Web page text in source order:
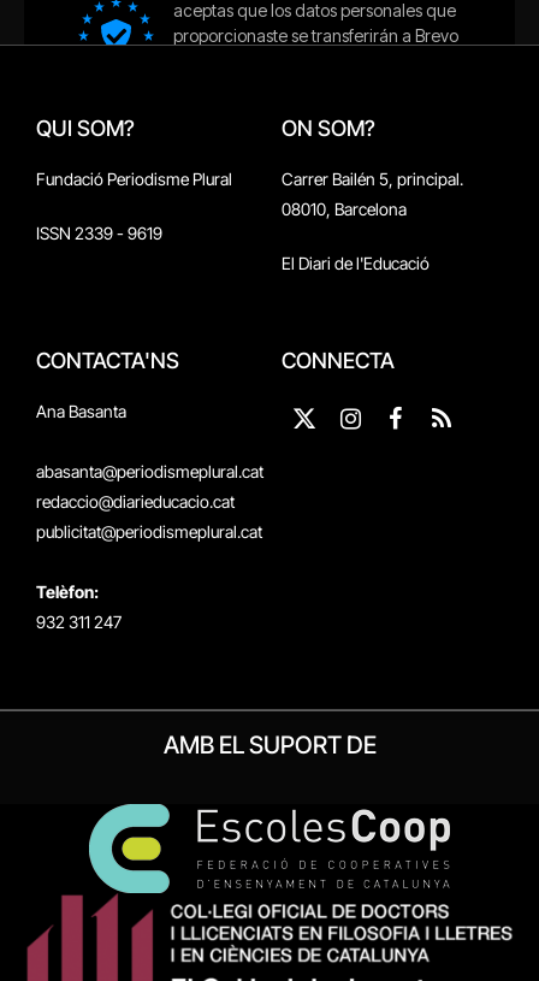
QUI SOM?
Fundació Periodisme Plural
ISSN 2339 - 9619
ON SOM?
Carrer Bailén 5, principal.
08010, Barcelona
El Diari de l'Educació
CONTACTA'NS
Ana Basanta
abasanta@periodismeplural.cat
redaccio@diarieducacio.cat
publicitat@periodismeplural.cat
Telèfon:
932 311 247
CONNECTA
X
Instagram
Facebook
RSS
AMB EL SUPORT DE